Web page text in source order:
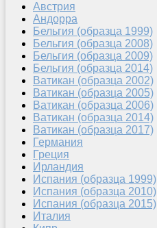
Австрия
Андорра
Бельгия (образца 1999)
Бельгия (образца 2008)
Бельгия (образца 2009)
Бельгия (образца 2014)
Ватикан (образца 2002)
Ватикан (образца 2005)
Ватикан (образца 2006)
Ватикан (образца 2014)
Ватикан (образца 2017)
Германия
Греция
Ирландия
Испания (образца 1999)
Испания (образца 2010)
Испания (образца 2015)
Италия